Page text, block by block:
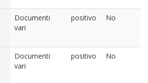
Documenti
vari
positivo No
Documenti
vari
positivo No